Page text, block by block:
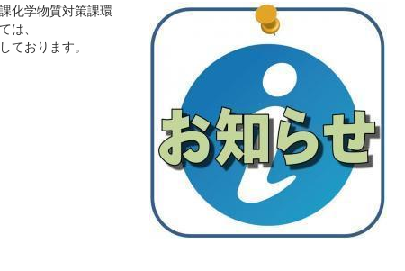
化学物質対策課環
は、
ております。